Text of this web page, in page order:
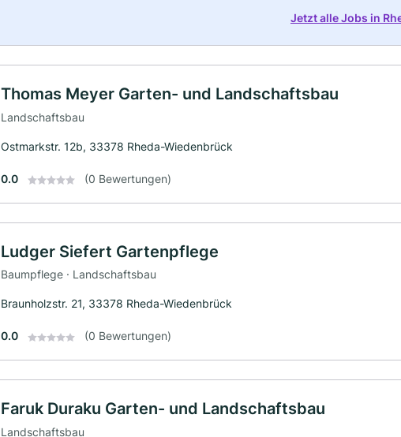
Jetzt alle Jobs in
Thomas Meyer Garten- und Landschaftsbau
Landschaftsbau
Ostmarkstr. 12b, 33378 Rheda-Wiedenbrück
0.0 (0 Bewertungen)
Ludger Siefert Gartenpflege
Baumpflege · Landschaftsbau
Braunholzstr. 21, 33378 Rheda-Wiedenbrück
0.0 (0 Bewertungen)
Faruk Duraku Garten- und Landschaftsbau
Landschaftsbau